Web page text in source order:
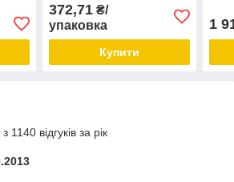
372,71₴/
упаковка
Купити
1
1140 відгуків за рік